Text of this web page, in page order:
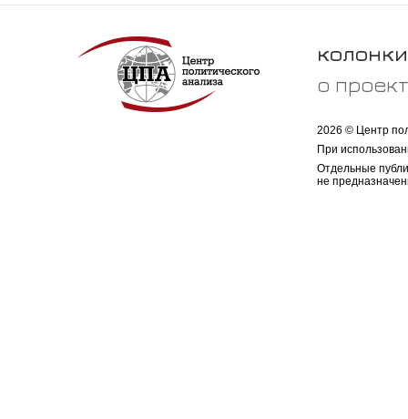
колонки
о
2026 © Центр
При
Отдельные
не